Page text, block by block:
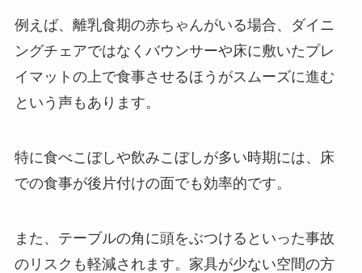
例えば、離乳食期の赤ちゃんがいる場合、ダイニ
ングチェアではなくバウンサーや床に敷いたプレ
イマットの上で食事させるほうがスムーズに進む
という声もあります。
特に食べこぼしや飲みこぼしが多い時期には、床
での食事が後片付けの面でも効率的です。
また、テーブルの角に頭をぶつけるといった事故
のリスクも軽減されます。家具が少ない空間の方